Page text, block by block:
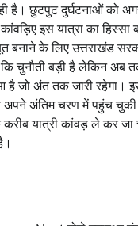
है। छुटपुट दुर्घटनाओं को
इस यात्रा का हिस्सा
के लिए उत्तराखंड
चुनौती बड़ी है लेकिन अब तक
अंत तक जारी रहेगा। इस
अपने अंतिम चरण में पहुंच
यात्री कांवड़ ले कर